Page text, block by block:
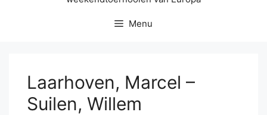
Menu
Laarhoven, Marcel –
Suilen, Willem